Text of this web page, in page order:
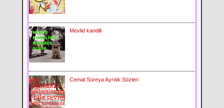
Mevlid kandili
Cemal Süreya Ayrılık Sözleri